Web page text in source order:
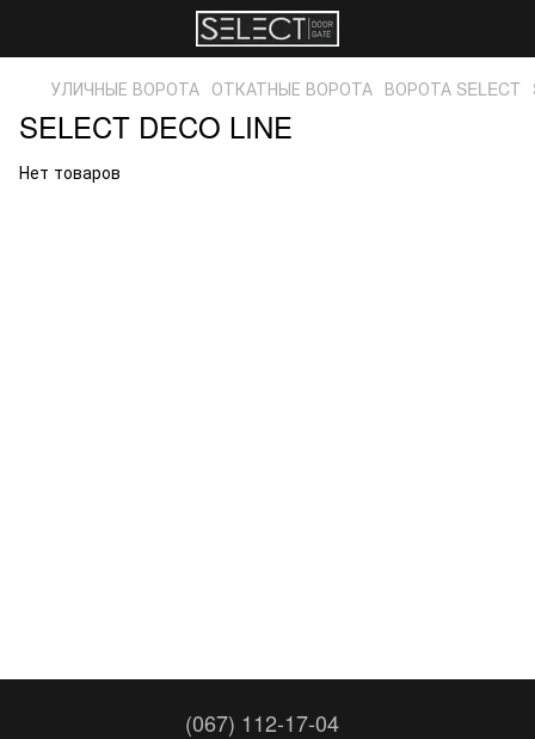
УЛИЧНЫЕ ВОРОТА ОТКАТНЫЕ ВОРОТА ВОРОТА SELECT
SELECT DECO LINE
Нет товаров
(067) 112-17-04